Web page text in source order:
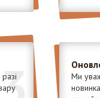
Ми